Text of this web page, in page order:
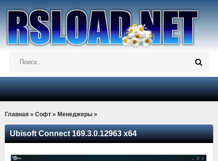
Главная » Софт » Менеджеры »
Ubisoft Connect 169.3.0.12963 x64